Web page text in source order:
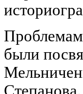
Проблемам
были